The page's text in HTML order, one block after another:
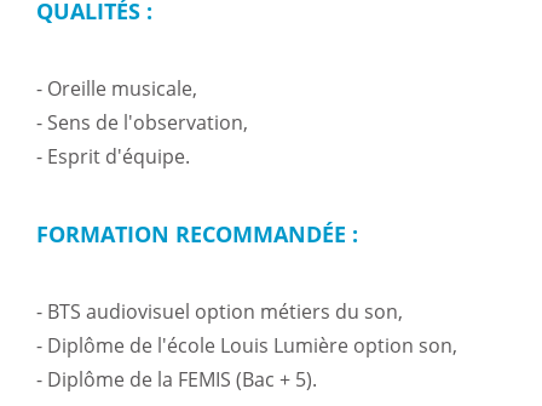
QUALITÉS :
- Oreille musicale,
- Sens de l'observation,
- Esprit d'équipe.
FORMATION RECOMMANDÉE :
- BTS audiovisuel option métiers du son,
- Diplôme de l'école Louis Lumière option son,
- Diplôme de la FEMIS (Bac + 5).